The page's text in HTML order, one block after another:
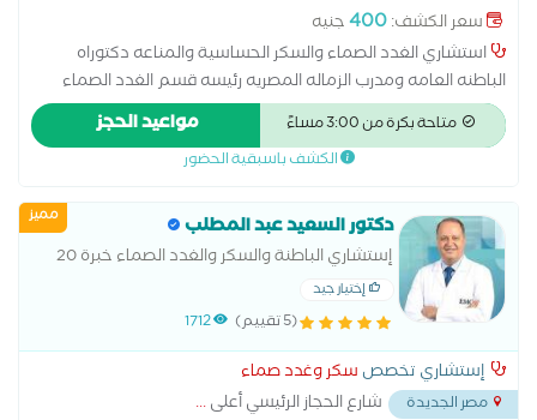
سعر الكشف:400جنيه
استشاري الغدد الصماء والسكر الحساسية والمناعه دكتوراه
الباطنه العامه ومدرب الزماله المصريه رئيسه قسم الغدد الصماء
والسكر مستشفى المطربة التعليمي
متاحة بكرة من 3:00 مساءً مواعيد الحجز
الكشف باسبقية الحضور
مميز دكتور السعيد عبد المطلب
إستشاري الباطنة والسكر والغدد الصماء خبرة 20
سنةإختيار جيد
(5 تقييم) 1712
إستشاري تخصص سكر وغدد صماء
مصر الجديدة شارع الحجاز الرئيسي أعلى...